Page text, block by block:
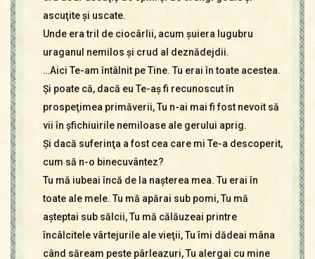
ascuţite şi uscate.
Unde era tril de ciocârlii, acum şuiera lugubru
uraganul nemilos şi crud al deznădejdii.
…Aici Te-am întâlnit pe Tine. Tu erai în toate acestea.
Şi poate că, dacă eu Te-aş fi recunoscut în
prospeţimea primăverii, Tu n-ai mai fi fost nevoit să
vii în şfichiuirile nemiloase ale gerului aprig.
Şi dacă suferinţa a fost cea care mi Te-a descoperit,
cum să n-o binecuvântez?
Tu mă iubeai încă de la naşterea mea. Tu erai în
toate ale mele. Tu mă apărai sub pomi, Tu mă
aşteptai sub sălcii, Tu mă călăuzeai printre
încâlcitele vârtejurile ale vieţii, Tu îmi dădeai mâna
când săream peste pârleazuri, Tu alergai cu mine